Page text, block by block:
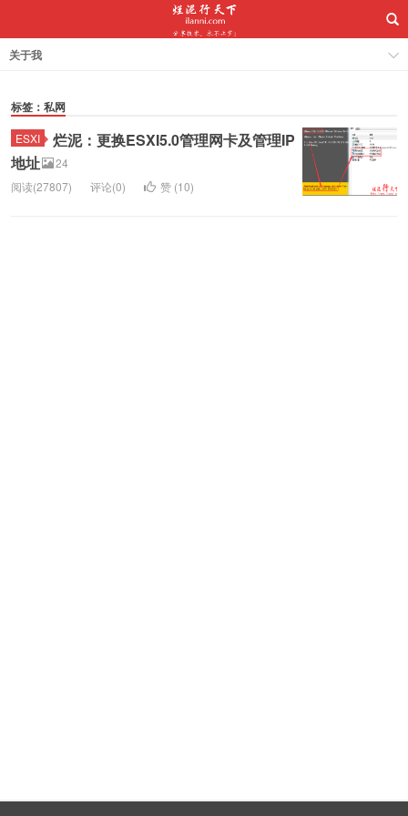
关于我
标签：私网
ESXI
烂泥：更换ESXI5.0管理网卡及管理IP
地址
24
阅读(27807)
评论(0) 赞 (10)